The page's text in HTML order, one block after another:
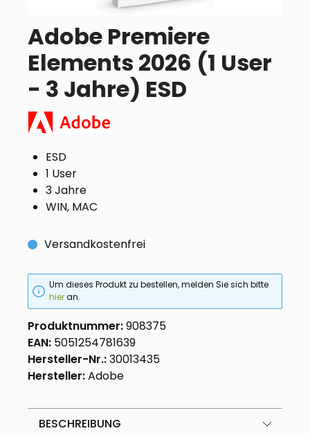
Adobe Premiere
Elements 2026 (1 User
- 3 Jahre) ESD
ESD
1 User
3 Jahre
WIN, MAC
Versandkostenfrei
Um dieses Produkt zu bestellen, melden Sie sich bitte
hieran.
Produktnummer:908375
EAN: 5051254781639
Hersteller-Nr.:30013435
Hersteller:Adobe
BESCHREIBUNG